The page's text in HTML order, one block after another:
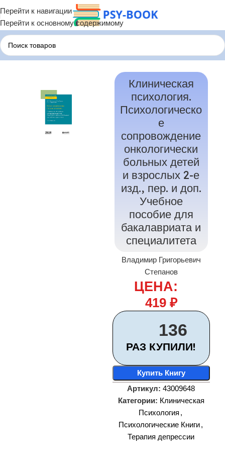
Перейти к навигации
Перейти к основному содержимому
Главная Терапия по Состояниям Терапия депрессии
Клиническая
психология.
Психологическо
е
сопровождение
онкологически
больных детей
и взрослых 2-е
изд., пер. и доп.
Учебное
пособие для
бакалавриата и
специалитета
Владимир Григорьевич
Степанов
ЦЕНА:
419 ₽
136
РАЗ КУПИЛИ!
Купить Книгу
Артикул:43009648
Категории: Клиническая
Психология ,
Психологические Книги,
Терапия депрессии